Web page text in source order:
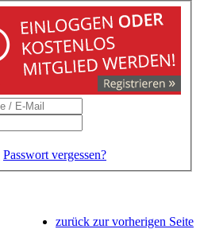
Passwort vergessen?
zurück zur vorherigen Seite